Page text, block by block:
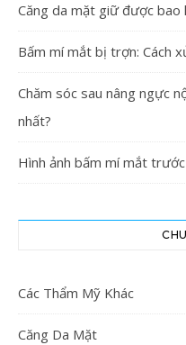
Căng da mặt giữ được
Bấm mí mắt bị trợn: Cách
Chăm sóc sau nâng ngực
nhất?
Hình ảnh bấm mí mắt
Các Thẩm Mỹ Khác
Căng Da Mặt